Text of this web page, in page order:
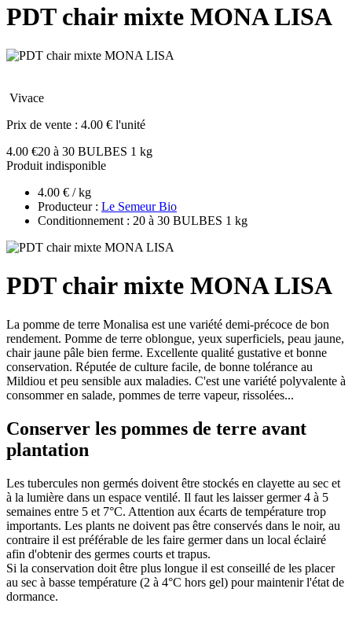
PDT chair mixte MONA LISA
Vivace
Prix de vente : 4.00 € l'unité
4.00 €20 à 30 BULBES 1 kg
Produit indisponible
4.00 € / kg
Producteur : Le Semeur Bio
Conditionnement : 20 à 30 BULBES 1 kg
PDT chair mixte MONA LISA
La pomme de terre Monalisa est une variété demi-précoce de bon
rendement. Pomme de terre oblongue, yeux superficiels, peau jaune,
chair jaune pâle bien ferme. Excellente qualité gustative et bonne
conservation. Réputée de culture facile, de bonne tolérance au
Mildiou et peu sensible aux maladies. C'est une variété polyvalente à
consommer en salade, pommes de terre vapeur, rissolées...
Conserver les pommes de terre avant
plantation
Les tubercules non germés doivent être stockés en clayette au sec et
à la lumière dans un espace ventilé. Il faut les laisser germer 4 à 5
semaines entre 5 et 7°C. Attention aux écarts de température trop
importants. Les plants ne doivent pas être conservés dans le noir, au
contraire il est préférable de les faire germer dans un local éclairé
afin d'obtenir des germes courts et trapus.
Si la conservation doit être plus longue il est conseillé de les placer
au sec à basse température (2 à 4°C hors gel) pour maintenir l'état de
dormance.